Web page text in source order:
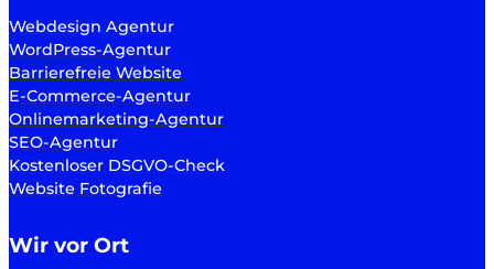
Webdesign Agentur
WordPress-Agentur
Barrierefreie Website
E-Commerce-Agentur
Onlinemarketing-Agentur
SEO-Agentur
Kostenloser DSGVO-Check
Website Fotografie
Wir vor Ort